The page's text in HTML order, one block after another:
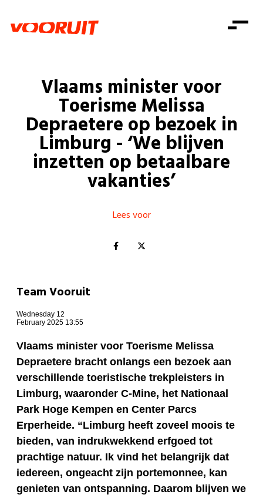
Zorg
Gelijke kansen
Welzijn
Consumentenbescherming
Pensioenen
Kinderen en jongeren
Onze mensen
Standpunten
Vacatures
Doe mee
Doe mee
Word lid
Mis niets
Shop
Zoeken
Login
Login
Vlaams minister voor
Toerisme Melissa
Depraetere op bezoek in
Limburg - ‘We blijven
inzetten op betaalbare
vakanties’
Lees voor
Team Vooruit
Wednesday 12
February 2025 13:55
Vlaams minister voor Toerisme Melissa
Depraetere bracht onlangs een bezoek aan
verschillende toeristische trekpleisters in
Limburg, waaronder C-Mine, het Nationaal
Park Hoge Kempen en Center Parcs
Erperheide. “Limburg heeft zoveel moois te
bieden, van indrukwekkend erfgoed tot
prachtige natuur. Ik vind het belangrijk dat
iedereen, ongeacht zijn portemonnee, kan
genieten van ontspanning. Daarom blijven we